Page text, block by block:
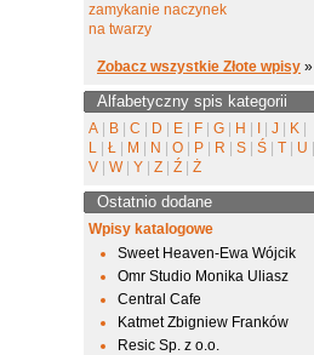
zamykanie naczynek
na twarzy
Zobacz wszystkie Złote wpisy »
Alfabetyczny spis kategorii
A B C D E F G H J K
L
Ł M N O P R S Ś T U
V
W Y Z Ź Ż
Ostatnio dodane
Wpisy katalogowe
Sweet Heaven-Ewa Wójcik
Omr Studio Monika Uliasz
Central Cafe
Katmet Zbigniew Franków
Resic Sp. z o.o.